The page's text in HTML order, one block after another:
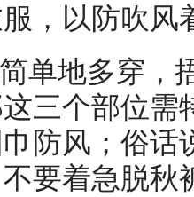
，以防吹风
单地多穿，
三个部位需
防风；俗话
要着急脱秋